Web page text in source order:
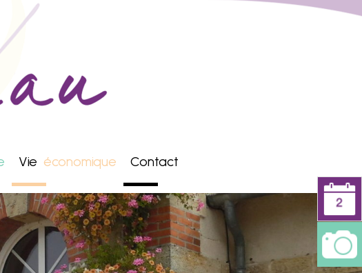
Vie économique Contact